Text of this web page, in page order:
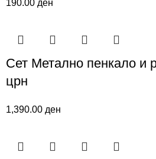
190.00 ден
Сет Метално пенкало
црн
1,390.00 ден